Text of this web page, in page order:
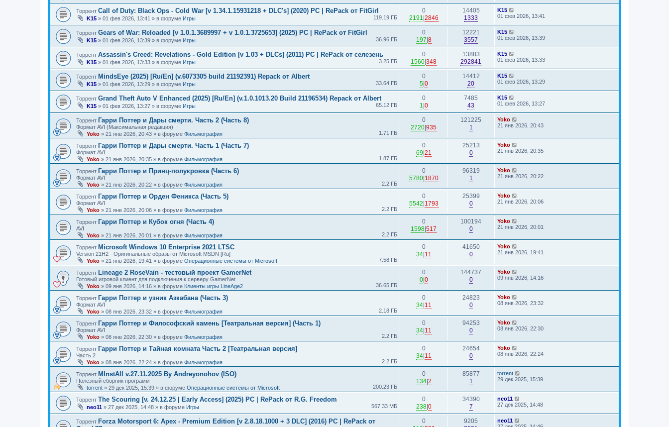
Торрент Call of Duty: Black Ops - Cold War [v 1.34.1.15931218 + DLC's] (2020) PC | RePack от FitGirl
K15 » 01 фев 2026, 13:41 » в форуме Игры 119.19 ГБ
0
2191 2846
14405
1333
K15
01 фев 2026, 13:41
Торрент Gears of War: Reloaded [v 1.0.1.3689997 + v 1.0.1.3725653] (2025) PC | RePack от FitGirl
K15 » 01 фев 2026, 13:39 » в форуме Игры 36.96 ГБ
0
197 8
12221
3557
K15
01 фев 2026, 13:39
Торрент Assassin's Creed: Revelations - Gold Edition [v 1.03 + DLCs] (2011) PC | RePack от селезень
K15 » 01 фев 2026, 13:33 » в форуме Игры 3.25 ГБ
0
1560 348
13883
292841
K15
01 фев 2026, 13:33
Торрент MindsEye (2025) [Ru/En] (v.6073305 build 21192391) Repack от Albert
K15 » 01 фев 2026, 13:29 » в форуме Игры 33.64 ГБ
0
5| 0
14412
20
K15
01 фев 2026, 13:29
Торрент Grand Theft Auto V Enhanced (2025) [Ru/En] (v.1.0.1013.20 Build 21196534) Repack от Albert
K15 » 01 фев 2026, 13:27 » в форуме Игры 65.12 ГБ
0
1 0
7485
43
K15
01 фев 2026, 13:27
Торрент Гарри Поттер и Дары смерти. Часть 2 (Часть 8)
Формат AVI (Максимальная редакция)
Yoko » 21 янв 2026, 20:43 » в форуме Фильмография 1.71 ГБ
0
2720 935
121225
1
Yoko
21 янв 2026, 20:43
Торрент Гарри Поттер и Дары смерти. Часть 1 (Часть 7)
Формат AVI
Yoko » 21 янв 2026, 20:35 » в форуме Фильмография 1.87 ГБ
0
69| 21
25213
0
Yoko
21 янв 2026, 20:35
Торрент Гарри Поттер и Принц-полукровка (Часть 6)
Формат AVI
Yoko » 21 янв 2026, 20:22 » в форуме Фильмография 2.2 ГБ
0
5780| 1870
96319
1
Yoko
21 янв 2026, 20:22
Торрент Гарри Поттер и Орден Феникса (Часть 5)
Формат AVI
Yoko » 21 янв 2026, 20:06 » в форуме Фильмография 2.2 ГБ
0
5542 1793
25399
0
Yoko
21 янв 2026, 20:06
Торрент Гарри Поттер и Кубок огня (Часть 4)
AVI
Yoko » 21 янв 2026, 20:01 » в форуме Фильмография 2.2 ГБ
0
1598 517
100194
0
Yoko
21 янв 2026, 20:01
Торрент Microsoft Windows 10 Enterprise 2021 LTSC
Version 21H2 - Оригинальные образы от Microsoft MSDN [Ru]
Yoko » 21 янв 2026, 19:41 » в форуме Операционные системы от Microsoft 7.58 ГБ
0
34| 11
41650
0
Yoko
21 янв 2026, 19:41
Торрент Lineage 2 RoseVain - тестовый проект GamerNet
Готовый игровой клиент для подключения к серверу GamerNet
Yoko » 09 янв 2026, 14:16 » в форуме Клиенты игры LineAge2 36.65 ГБ
0
0| 0
144737
0
Yoko
09 янв 2026, 14:16
Торрент Гарри Поттер и узник Азкабана (Часть 3)
Формат AVI
Yoko » 08 янв 2026, 23:32 » в форуме Фильмография 2.18 ГБ
0
34| 11
24823
0
Yoko
08 янв 2026, 23:32
Торрент Гарри Поттер и Философский камень [Театральная версия] (Часть 1)
Формат AVI
Yoko » 08 янв 2026, 22:30 » в форуме Фильмография 2.2 ГБ
0
34| 11
94253
0
Yoko
08 янв 2026, 22:30
Торрент Гарри Поттер и Тайная комната Часть 2 [Театральная версия]
Часть 2
Yoko » 08 янв 2026, 22:24 » в форуме Фильмография 2.2 ГБ
0
34| 11
24654
0
Yoko
08 янв 2026, 22:24
Торрент MInstAll v.27.11.2025 By Andreyonohov (ISO)
Полезный сборник программ
torrent » 29 дек 2025, 15:39 » в форуме Операционные системы от Microsoft 200.23 ГБ
0
134| 2
85877
1
torrent
29 дек 2025, 15:39
Торрент The Scouring [v. 24.12.25 | Early Access] (2025) PC | RePack от R.G. Freedom
neo11 » 27 дек 2025, 14:48 » в форуме Игры 567.33 МБ
0
238| 0
34390
7
neo11
27 дек 2025, 14:48
Торрент Forza Motorsport 6: Apex - Premium Edition [v 2.8.18.1000 + 3 DLC] (2016) PC | RePack от
0
9205
neo11